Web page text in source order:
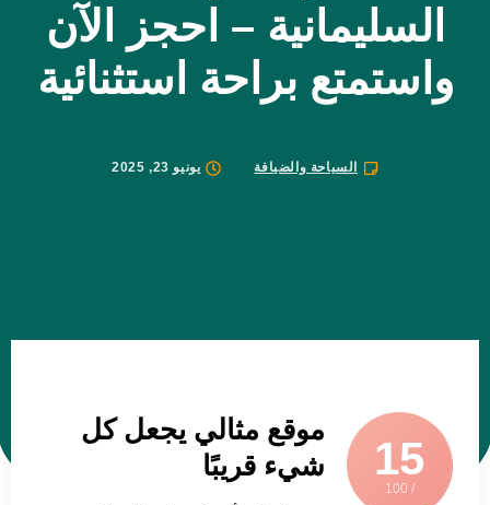
السليمانية – احجز الآن
واستمتع براحة استثنائية
السياحة والضيافة يونيو 23, 2025
15
/ 100
موقع مثالي يجعل كل
شيء قريبًا